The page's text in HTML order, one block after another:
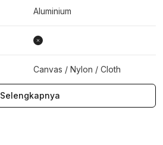
Aluminium
Canvas / Nylon / Cloth
Selengkapnya